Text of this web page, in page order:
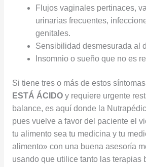
Flujos vaginales pertinaces,
urinarias frecuentes,
genitales.
Sensibilidad desmesurada al
Insomnio o sueño que no es
Si tiene tres o más de estos
ESTÁ ÁCIDOy requiere urgente
balance, es aquí donde la
pues vuelve a favor del paciente el
tu alimento sea tu medicina y tu
alimento» con una buena asesoría
usando que utilice tanto las terapias